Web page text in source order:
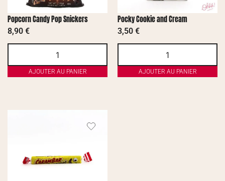
Popcorn Candy Pop Snickers
8,90 €
AJOUTER AU PANIER
Pocky Cookie and Cream
3,50 €
AJOUTER AU PANIER